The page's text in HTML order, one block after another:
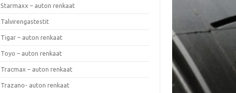
Starmaxx – auton renkaat
Talvirengastestit
Tigar – auton renkaat
Toyo – auton renkaat
Tracmax – auton renkaat
Trazano- auton renkaat